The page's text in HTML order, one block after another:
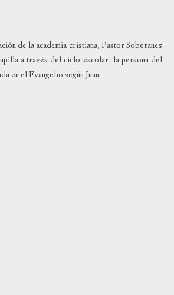
de la academia cristiana, Pastor Soberanes
a través del ciclo escolar: la persona del
en el Evangelio según Juan.